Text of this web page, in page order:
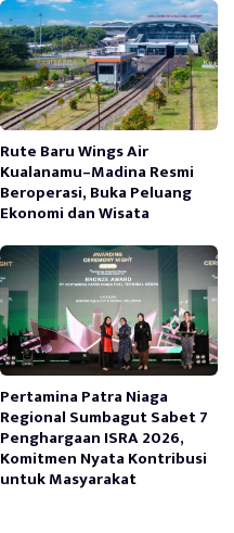
Rute Baru Wings Air
Kualanamu–Madina Resmi
Beroperasi, Buka Peluang
Ekonomi dan Wisata
Pertamina Patra Niaga
Regional Sumbagut Sabet 7
Penghargaan ISRA 2026,
Komitmen Nyata Kontribusi
untuk Masyarakat